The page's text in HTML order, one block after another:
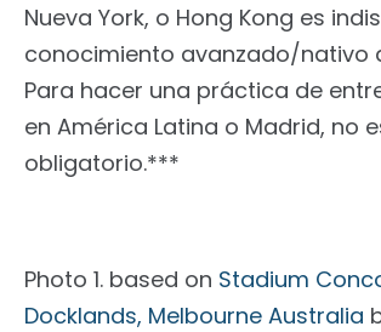
Nueva York, o Hong Kong es
conocimiento avanzado/nativo
Para hacer una práctica de
en América Latina o Madrid, no
obligatorio.***
Photo 1. based on Stadium
Docklands, Melbourne Australia